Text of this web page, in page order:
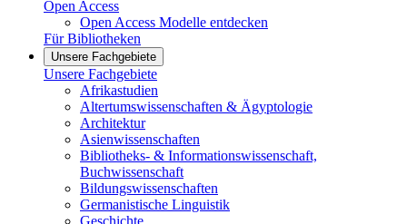
Open Access
Open Access Modelle entdecken
Für Bibliotheken
Unsere Fachgebiete
Unsere Fachgebiete
Afrikastudien
Altertumswissenschaften & Ägyptologie
Architektur
Asienwissenschaften
Bibliotheks- & Informationswissenschaft,
Buchwissenschaft
Bildungswissenschaften
Germanistische Linguistik
Geschichte